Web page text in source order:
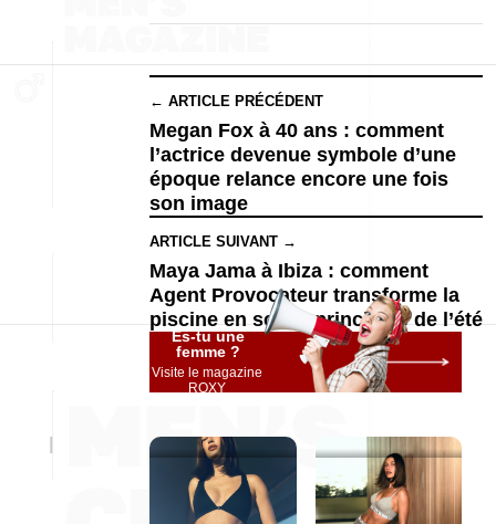
← ARTICLE PRÉCÉDENT
Megan Fox à 40 ans : comment
l’actrice devenue symbole d’une
époque relance encore une fois
son image
ARTICLE SUIVANT →
Maya Jama à Ibiza : comment
Agent Provocateur transforme la
piscine en scène principale de l’été
Es-tu une
femme ?
Visite le magazine
ROXY